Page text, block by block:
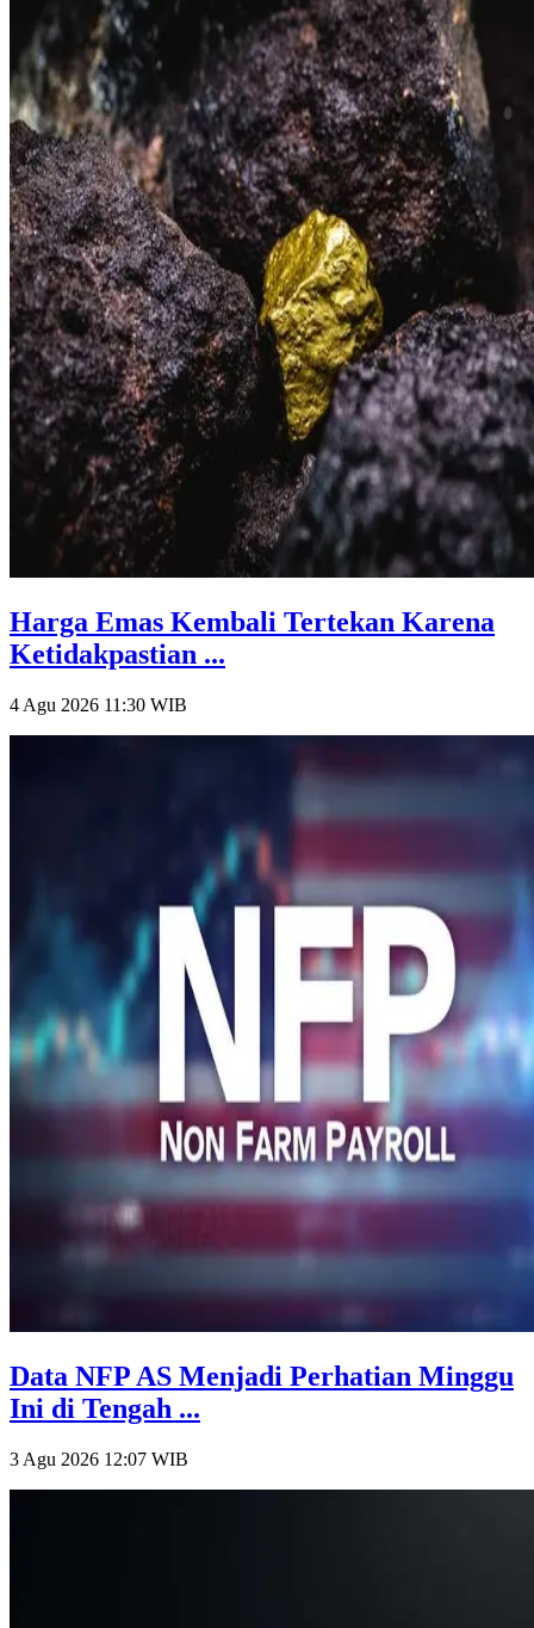
Harga Emas Kembali Tertekan Karena
Ketidakpastian ...
4 Agu 2026 11:30 WIB
Data NFP AS Menjadi Perhatian Minggu
Ini di Tengah ...
3 Agu 2026 12:07 WIB